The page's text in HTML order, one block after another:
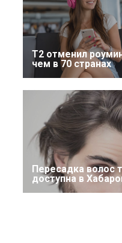
Т2 отменил
чем в 70 странах
Пересадка волос
доступна в